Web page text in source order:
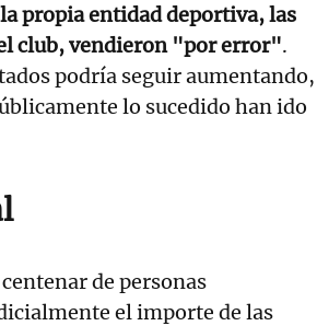
propia entidad deportiva, las
club, vendieron "por error".
podría seguir aumentando,
lo sucedido han ido
de personas
el importe de las